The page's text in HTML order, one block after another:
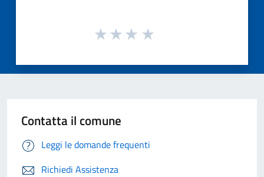
Contatta il comune
Leggi le domande frequenti
Richiedi Assistenza